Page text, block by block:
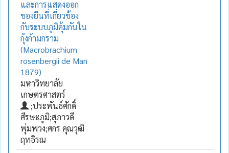
และการแสดงออก
ของยีนที่เกี่ยวข้อง
กับระบบภูมิคุ้มกันใน
กุ้งก้ามกราม
(Macrobrachium
rosenbergii de Man
1879)
มหาวิทยาลัย
เกษตรศาสตร์
;ประพันธ์ศักดิ์
ศีรษะภูมิ;สุภาวดี
พุ่มพวง;ศกร คุณวุฒิ
ฤทธิรณ